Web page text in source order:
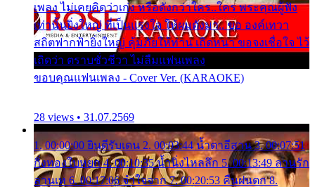
เพลง ไม่เคยคิดว่าเก่ง หรือดังกว่าใคร..ใคร พระคุณผู้ฟัง
เท่านั้นยิ่งใหญ่ ที่เป็นแรงใจ ให้ผมดังมา.. ขอ องค์เทวา
สถิตฟากฟ้ายิ่งใหญ่ คุ้มภัยให้ท่าน เถิดหนา ขอจงเชื่อใจ ไว้
เถิดว่า ตราบชั่วชีวา ไม่ลืมแฟนเพลง
ขอบคุณแฟนเพลง - Cover Ver. (KARAOKE)
28 views • 31.07.2569
1. 00:00:00 ยินดีรับเดน 2. 00:03:44 น้ำตาอีสาน 3. 00:07:51
กิ่งทองใบหยก 4. 00:10:35 น้ำนิ่งไหลลึก 5. 00:13:49 ลานรัก
ลานเท 6. 00:17:06 จำใจจาก 7. 00:20:53 คืนฝนตก 8.